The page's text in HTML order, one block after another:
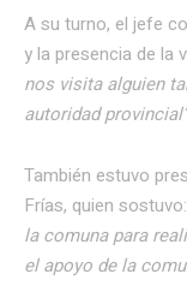
A su turno, el jefe
y la presencia de la
nos visita alguien
autoridad
También estuvo
Frías, quien sostuvo:
la comuna para
el apoyo de la